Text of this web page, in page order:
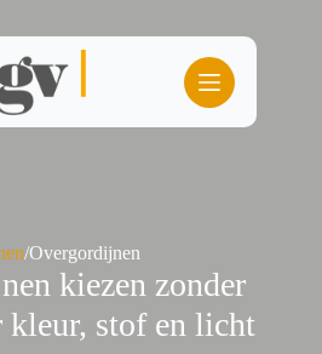
/Overgordijnen
kiezen zonder
stof en licht